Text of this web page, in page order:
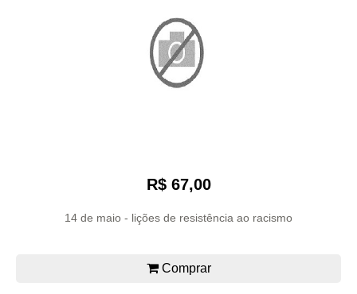
R$ 67,00
14 de maio - lições de resistência ao racismo
Comprar